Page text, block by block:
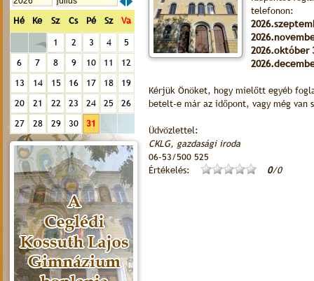
Hé Ke Sz Cs Pé Sz Va
1 2 3 4
5
6
7 8 9 10 11
12
13
14 15 16 17 18
19
20
21 22 23 24 25
26
27
28 29 30 31
telefonon:
2026.október
Kérjük Önöket, hogy mielőtt egyéb
betelt-e már az időpont, vagy még van
Üdvözlettel:
CKLG, gazdasági iroda
06-53/500 525
Értékelés:
0/0